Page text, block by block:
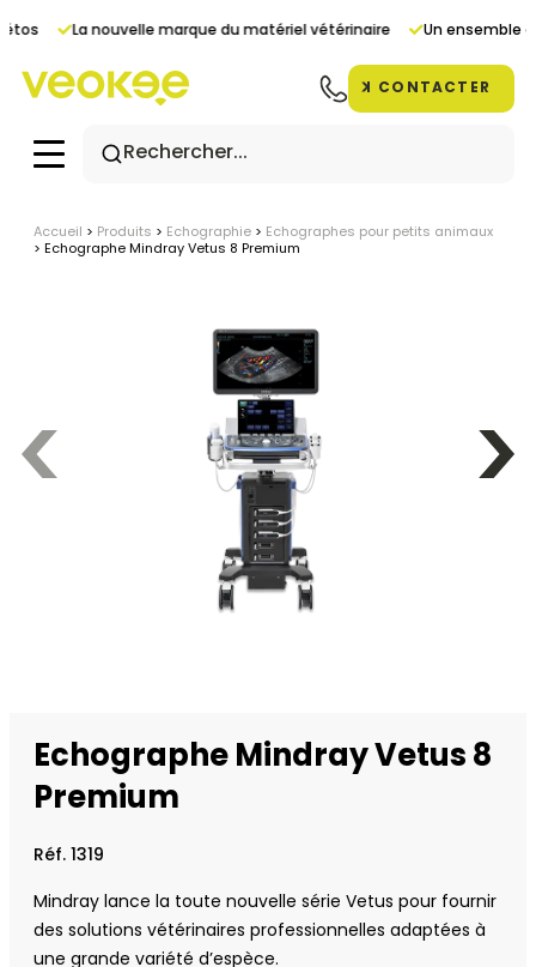
La nouvelle marque du matériel vétérinaire Un ensemble
CONTACTER
Accueil > Produits > Echographie > Echographes pour petits animaux
> Echographe Mindray Vetus 8 Premium
Echographe Mindray Vetus 8
Premium
Réf. 1319
Mindray lance la toute nouvelle série Vetus pour fournir
des solutions vétérinaires professionnelles adaptées à
une grande variété d’espèce.